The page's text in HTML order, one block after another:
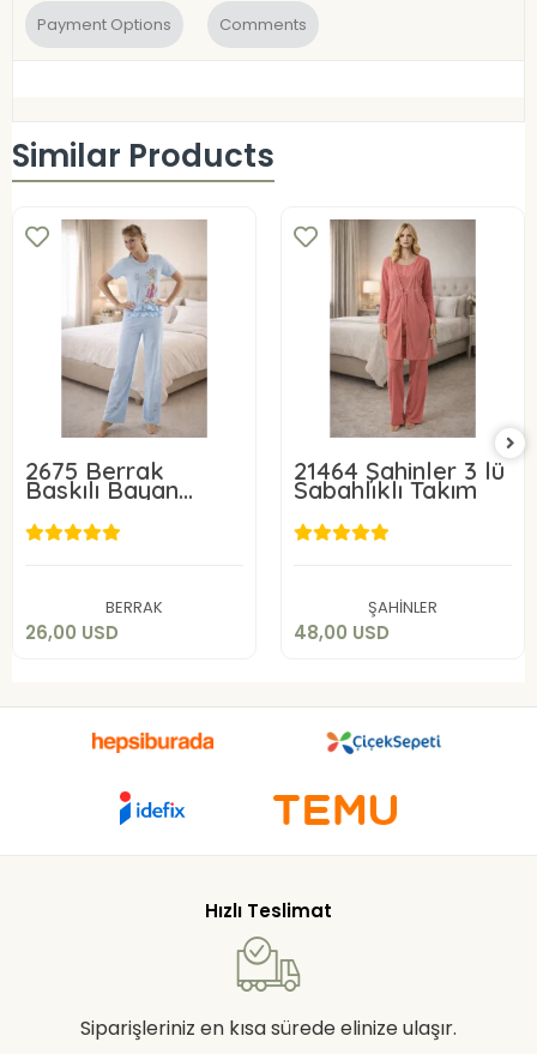
Payment Options Comments
Similar Products
2675 Berrak
Baskılı Bayan
Pijama Takımı
BERRAK
26,00 USD
26,00 USD
21464 Şahinler 3 lü
Sabahlıklı Takım
ŞAHİNLER
48,00 USD
48,00 USD
Hızlı Teslimat
Siparişleriniz en kısa sürede elinize ulaşır.